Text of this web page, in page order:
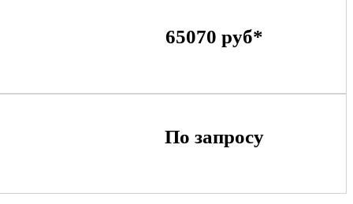
65070 руб*
По запросу